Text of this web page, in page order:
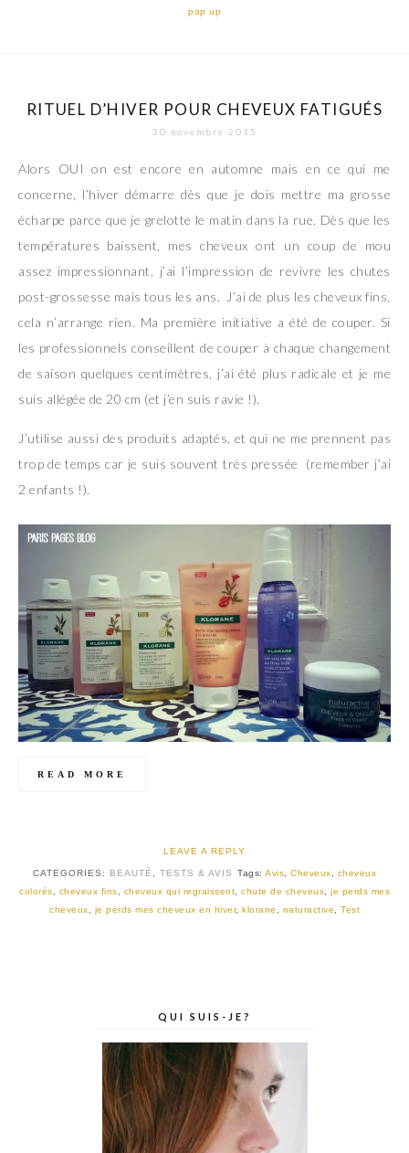
pop up
RITUEL D’HIVER POUR CHEVEUX FATIGUÉS
30 novembre 2015
Alors OUI on est encore en automne mais en ce qui me
concerne, l’hiver démarre dès que je dois mettre ma grosse
écharpe parce que je grelotte le matin dans la rue. Dès que les
températures baissent, mes cheveux ont un coup de mou
assez impressionnant, j’ai l’impression de revivre les chutes
post-grossesse mais tous les ans. J’ai de plus les cheveux fins,
cela n’arrange rien. Ma première initiative a été de couper. Si
les professionnels conseillent de couper à chaque changement
de saison quelques centimètres, j’ai été plus radicale et je me
suis allégée de 20 cm (et j’en suis ravie !).
J’utilise aussi des produits adaptés, et qui ne me prennent pas
trop de temps car je suis souvent très pressée (remember j’ai
2 enfants !).
READ MORE
LEAVE A REPLY
CATEGORIES: BEAUTÉ TESTS & AVIS Tags: Avis Cheveux
cheveux
colorés
cheveux fins cheveux qui regraissent chute de cheveux
je perds mes
cheveux
je perds mes cheveux en hiver, klorane naturactive Test
QUI SUIS-JE?